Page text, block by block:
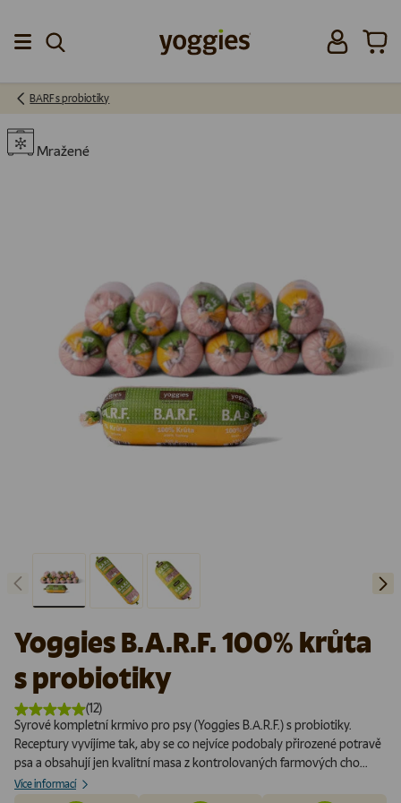
Přeskočit na obsah
Přihlásit se
BARF s probiotiky
Mražené
Předchozí Další
Yoggies B.A.R.F. 100% krůta
s probiotiky
(12)
Syrové kompletní krmivo pro psy (Yoggies B.A.R.F.) s probiotiky.
Receptury vyvíjíme tak, aby se co nejvíce podobaly přirozené potravě
psa a obsahují jen kvalitní masa z kontrolovaných farmových cho...
Více informací